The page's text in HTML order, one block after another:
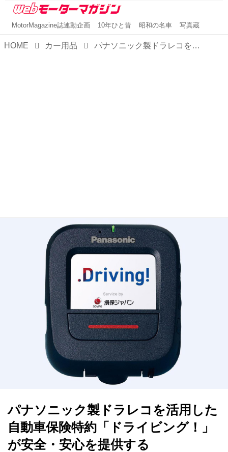
MotorMagazine誌連動企画 10年ひと昔 昭和の名車 写真蔵
HOME カー用品 パナソニック製ドラレコを活用した自動車保険特約「ドライビング！」が安全・安心を提供する
パナソニック製ドラレコを活用した
自動車保険特約「ドライビング！」
が安全・安心を提供する